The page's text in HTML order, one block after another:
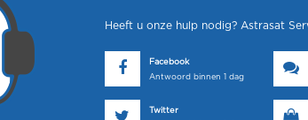
Heeft u onze hulp nodig? Astrasat
Facebook
Antwoord binnen 1 dag
Twitter